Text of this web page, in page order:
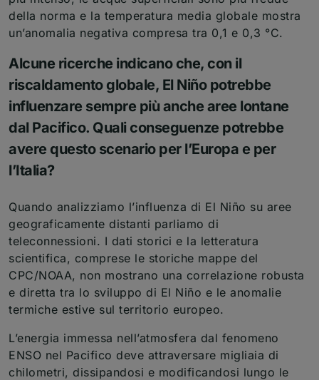
della norma e la temperatura media globale mostra
un’anomalia negativa compresa tra 0,1 e 0,3 °C.
Alcune ricerche indicano che, con il
riscaldamento globale, El Niño potrebbe
influenzare sempre più anche aree lontane
dal Pacifico. Quali conseguenze potrebbe
avere questo scenario per l’Europa e per
l’Italia?
Quando analizziamo l’influenza di El Niño su aree
geograficamente distanti parliamo di
teleconnessioni. I dati storici e la letteratura
scientifica, comprese le storiche mappe del
CPC/NOAA, non mostrano una correlazione robusta
e diretta tra lo sviluppo di El Niño e le anomalie
termiche estive sul territorio europeo.
L’energia immessa nell’atmosfera dal fenomeno
ENSO nel Pacifico deve attraversare migliaia di
chilometri, dissipandosi e modificandosi lungo le